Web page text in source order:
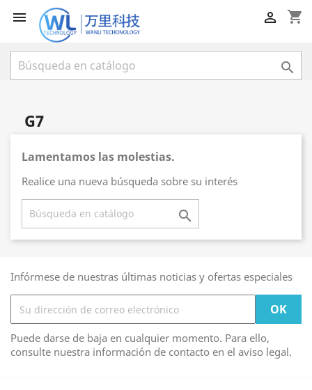
 shopping_cart


G7
Lamentamos las molestias.
Realice una nueva búsqueda sobre su interés

Infórmese de nuestras últimas noticias y ofertas especiales
Puede darse de baja en cualquier momento. Para ello,
consulte nuestra información de contacto en el aviso legal.